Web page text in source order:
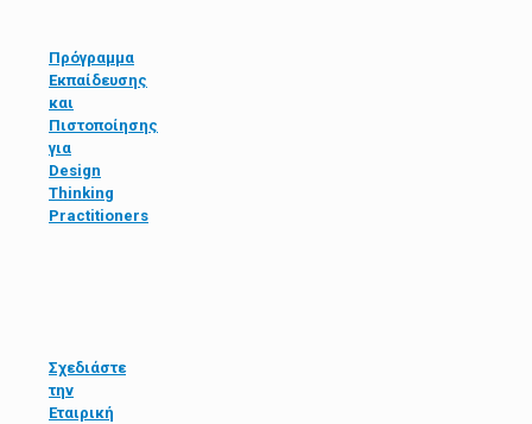
Πρόγραμμα
Εκπαίδευσης
και
Πιστοποίησης
για
Design
Thinking
Practitioners
Σχεδιάστε
την
Εταιρική